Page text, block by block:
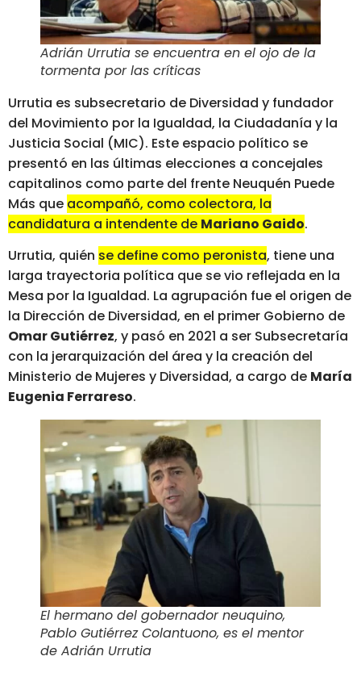
Adrián Urrutia se encuentra en el ojo de la
tormenta por las críticas
Urrutia es subsecretario de Diversidad y fundador
del Movimiento por la Igualdad, la Ciudadanía y la
Justicia Social (MIC). Este espacio político se
presentó en las últimas elecciones a concejales
capitalinos como parte del frente Neuquén Puede
Más que acompañó, como colectora, la
candidatura a intendente de Mariano Gaido.
Urrutia, quién se define como peronista, tiene una
larga trayectoria política que se vio reflejada en la
Mesa por la Igualdad. La agrupación fue el origen de
la Dirección de Diversidad, en el primer Gobierno de
Omar Gutiérrez, y pasó en 2021 a ser Subsecretaría
con la jerarquización del área y la creación del
Ministerio de Mujeres y Diversidad, a cargo de María
Eugenia Ferrareso.
El hermano del gobernador neuquino,
Pablo Gutiérrez Colantuono, es el mentor
de Adrián Urrutia